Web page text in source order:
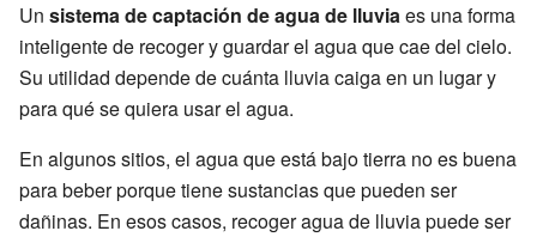
Un sistema de captación de agua de lluviaes una forma
inteligente de recoger y guardar el agua que cae del cielo.
Su utilidad depende de cuánta lluvia caiga en un lugar y
para qué se quiera usar el agua.
En algunos sitios, el agua que está bajo tierra no es buena
para beber porque tiene sustancias que pueden ser
dañinas. En esos casos, recoger agua de lluvia puede ser